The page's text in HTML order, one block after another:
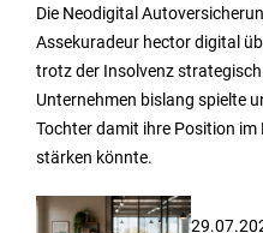
Die Neodigital
Assekuradeur hector digital
trotz der Insolvenz
Unternehmen bislang spielte
Tochter damit ihre Position
stärken könnte.